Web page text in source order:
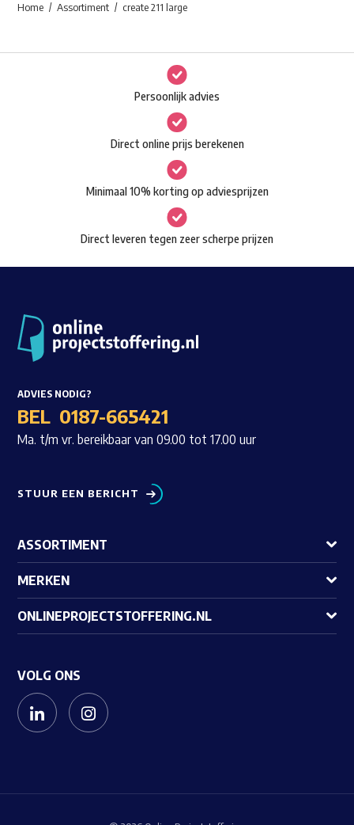
Waar ben je naar op zoek?
meerdere
Deze
optie
kan
gekozen
worden
op
de
productpagina
Home Assortiment create 211 large
Persoonlijk advies
Direct online prijs berekenen
Minimaal 10% korting op adviesprijzen
Direct leveren tegen zeer scherpe prijzen
ADVIES NODIG?
BEL 0187-665421
Ma. t/m vr. bereikbaar van 09.00 tot 17.00 uur
STUUR EEN BERICHT
ASSORTIMENT
MERKEN
ONLINEPROJECTSTOFFERING.NL
VOLG ONS